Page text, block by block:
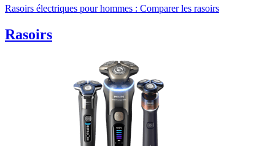
Rasoirs électriques pour hommes : Comparer les rasoirs
Rasoirs